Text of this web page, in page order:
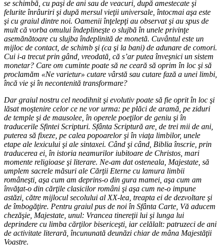
se schimbă, cu paşi de ani sau de veacuri, după amestecate şi
felurite înrâuriri şi după mersul vieţii universale, întocmai aşa este
şi cu graiul dintre noi. Oamenii înţelepţi au observat şi au spus de
mult că vorba omului îndeplineşte o slujbă în unele privinţe
asemănătoare cu slujba îndeplinită de monetă. Cuvântul este un
mijloc de contact, de schimb şi (ca şi la bani) de adunare de comori.
Cui i-a trecut prin gând, vreodată, că s’ar putea înveşnici un sistem
monetar? Care om cuminte poate să ne ceară să oprim în loc şi să
proclamăm «Ne varietur» cutare vârstă sau cutare fază a unei limbi,
încă vie şi în necontenită transformare?
Dar graiul nostru cel neodihnit şi evolutiv poate să fie oprit în loc şi
lăsat moştenire celor ce ne vor urma: pe plăci de aramă, pe ziduri
de temple şi de mausolee, în operele poeţilor de geniu şi în
traducerile Sfintei Scripturi. Sfânta Scriptură are, de trei mii de ani,
puterea să fixeze, pe calea popoarelor şi în viaţa limbilor, unele
etape ale lexicului şi ale sintaxei. Când şi când, Biblia înscrie, prin
traducerea ei, în istoria neamurilor iubitoare de Christos, mari
momente religioase şi literare. Ne-am dat osteneala, Majestate, să
umplem sacrele măsuri ale Cărţii Eterne cu lamura limbii
româneşti, aşa cum am deprins-o din gura mamei, aşa cum am
învăţat-o din cărţile clasicilor români şi aşa cum ne-o impune
astăzi, către mijlocul secolului al XX-lea, treapta ei de dezvoltare şi
de îmbogăţire. Pentru graiul pus de noi în Sfânta Carte, Vă aducem
chezăşie, Majestate, unul: Vrancea tinereţii lui şi lunga lui
deprindere cu limba cărţilor bisericeşti, iar celălalt: patruzeci de ani
de activitate literară, încununată deunăzi chiar de mâna Majestăţii
Voastre.